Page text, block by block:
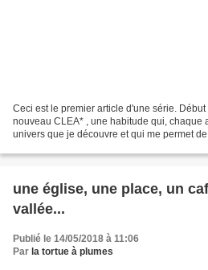
Ceci est le premier article d'une série.
nouveau CLEA* , une habitude qui, chaque
univers que je découvre et qui me permet
une église, une place, un
vallée...
Publié le 14/05/2018 à 11:06
Par la tortue à plumes